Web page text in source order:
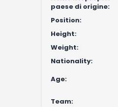
paese di origine:
Position:
Height:
Weight:
Nationality:
Age:
Team: